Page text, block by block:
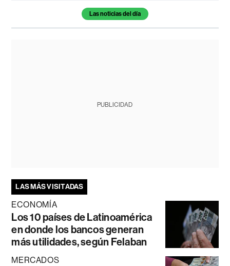
Temas de este artículoLas noticias del día
PUBLICIDAD
LAS MÁS VISITADAS
ECONOMÍA
Los 10 países de Latinoamérica
en donde los bancos generan
más utilidades, según Felaban
MERCADOS